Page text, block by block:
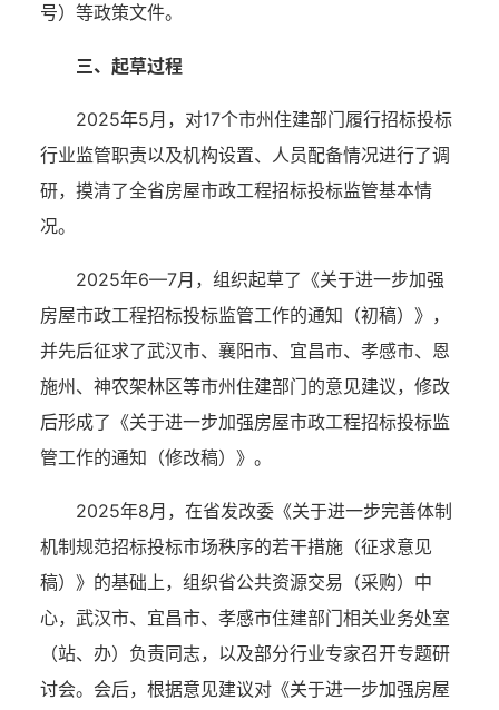
号） 等政策文件。
三、起草过程
2025年5月，对17个市州住建部门履行招标投标
行业监管职责以及机构设置、人员配备情况进行了调
研，摸清了全省房屋市政工程招标投标监管基本情
况。
2025年6—7月，组织起草了《关于进一步加强
房屋市政工程招标投标监管工作的通知（初稿）》 ，
并先后征求了武汉市、襄阳市、宜昌市、孝感市、恩
施州、神农架林区等市州住建部门的意见建议，修改
后形成了《关于进一步加强房屋市政工程招标投标监
管工作的通知 （修改稿）》。
2025年8月，在省发改委《关于进一步完善体制
机制规范招标投标市场秩序的若干措施（征求意见
稿）》 的基础上，组织省公共资源交易（采购）中
心，武汉市、宜昌市、孝感市住建部门相关业务处室
（站、办）负责同志，以及部分行业专家召开专题研
讨会。 会后，根据意见建议对《关于进一步加强房屋